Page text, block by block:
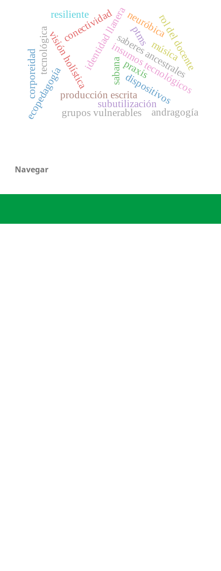
producción escrita
sabana
insumos tecnológicos
visión holística ptms
saberes ancestrales
identidad llanera
conectividad
ecopedagogía dispositivos
subutilización
grupos vulnerables
rol del docente
andragogía
neuróbica
resiliente
tecnológica
corporeidad música
praxis
Navegar